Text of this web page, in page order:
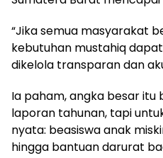
“Jika semua masyarakat
kebutuhan mustahiq
dikelola transparan dan
Ia paham, angka besar itu
laporan tahunan, tapi
nyata: beasiswa anak
hingga bantuan darurat